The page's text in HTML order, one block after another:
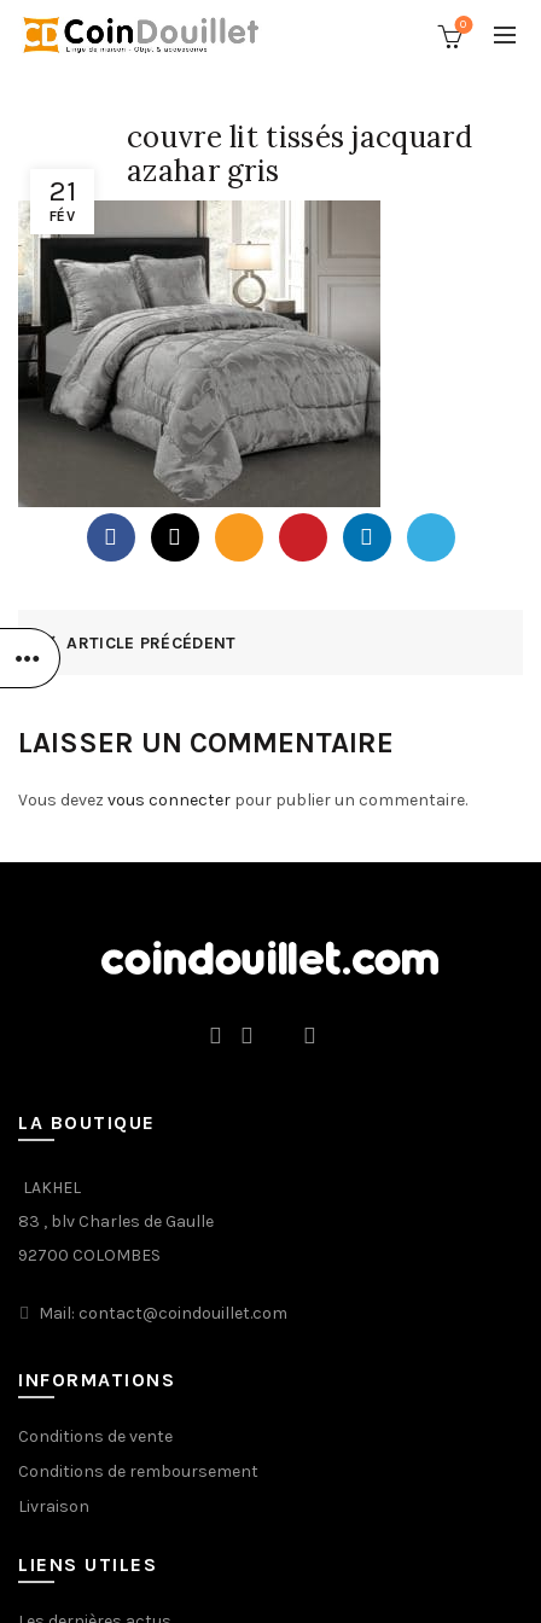
0
21
FÉV
couvre lit tissés jacquard
azahar gris
ARTICLE PRÉCÉDENT
LAISSER UN COMMENTAIRE
Vous devez vous connecter pour publier un commentaire.
LA BOUTIQUE
LAKHEL
83 , blv Charles de Gaulle
92700 COLOMBES
Mail: contact@coindouillet.com
INFORMATIONS
Conditions de vente
Conditions de remboursement
Livraison
LIENS UTILES